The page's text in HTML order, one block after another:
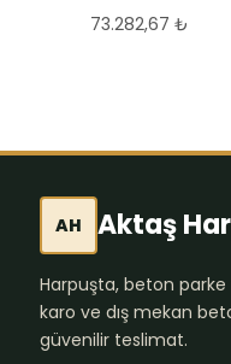
73.282,67 ₺
AH Aktaş
Harpuşta, beton parke
karo ve dış mekan
güvenilir teslimat.